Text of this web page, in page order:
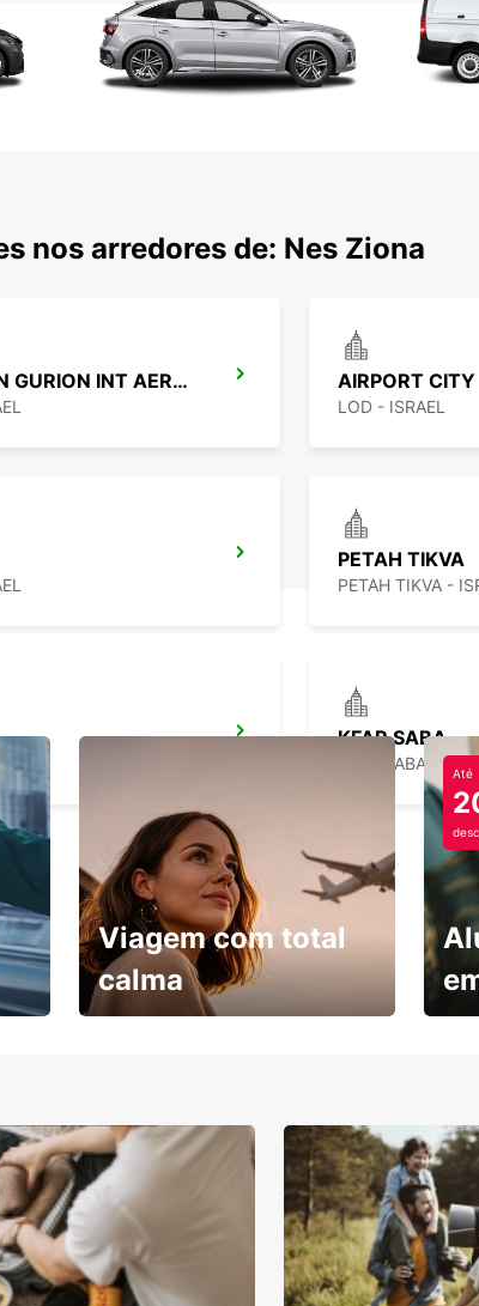
nos arredores de: Nes Ziona
TEL AVIV BEN GURION INT AEROPORTO AIRPORT CITY
LOD - ISRAEL
PETAH TIKVA
PETAH TIKVA -
KFAR SABA
KFAR SABA -
Viagem com total
calma
Até